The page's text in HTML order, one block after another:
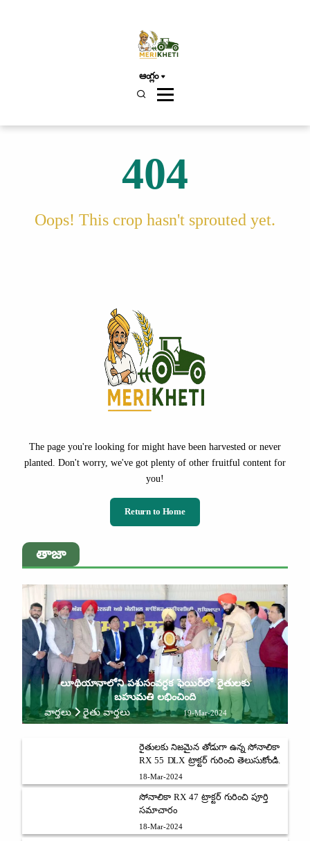
ఆంగ్లం
404
Oops! This crop hasn't sprouted yet.
The page you're looking for might have been harvested or never
planted. Don't worry, we've got plenty of other fruitful content for
you!
Return to Home
తాజా
లూథియానాలోని పశుసంవర్ధక ఫెయిర్‌లో రైతులకు
బహుమతి లభించింది
వార్తలు
రైతు వార్తలు 19-Mar-2024
రైతులకు నిజమైన తోడుగా ఉన్న సోనాలికా
RX 55 DLX ట్రాక్టర్ గురించి తెలుసుకోండి.
18-Mar-2024
సోనాలికా RX 47 ట్రాక్టర్ గురించి పూర్తి
సమాచారం
18-Mar-2024